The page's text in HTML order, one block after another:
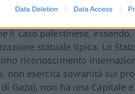
Data Deletion Data Access
l’effettivo controllo di un
In tale ultima fattispecie
il caso palestinese,
statuale tipica. Lo Stato
riconoscimento
non esercita sovranità sui
Gaza), non ha una Capitale